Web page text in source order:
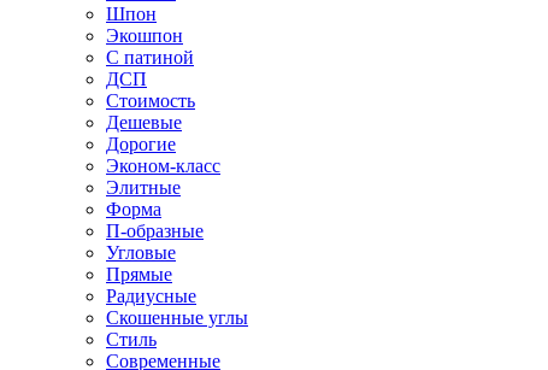
Шпон
Экошпон
С патиной
ДСП
Стоимость
Дешевые
Дорогие
Эконом-класс
Элитные
Форма
П-образные
Угловые
Прямые
Радиусные
Скошенные углы
Стиль
Современные